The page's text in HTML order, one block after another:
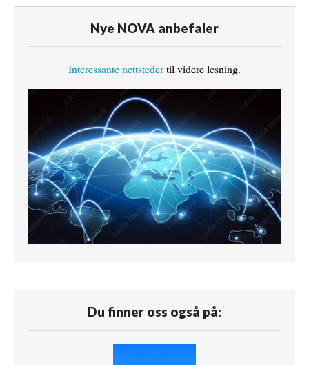
Nye NOVA anbefaler
Interessante nettstedertil videre lesning.
Du finner oss også på: